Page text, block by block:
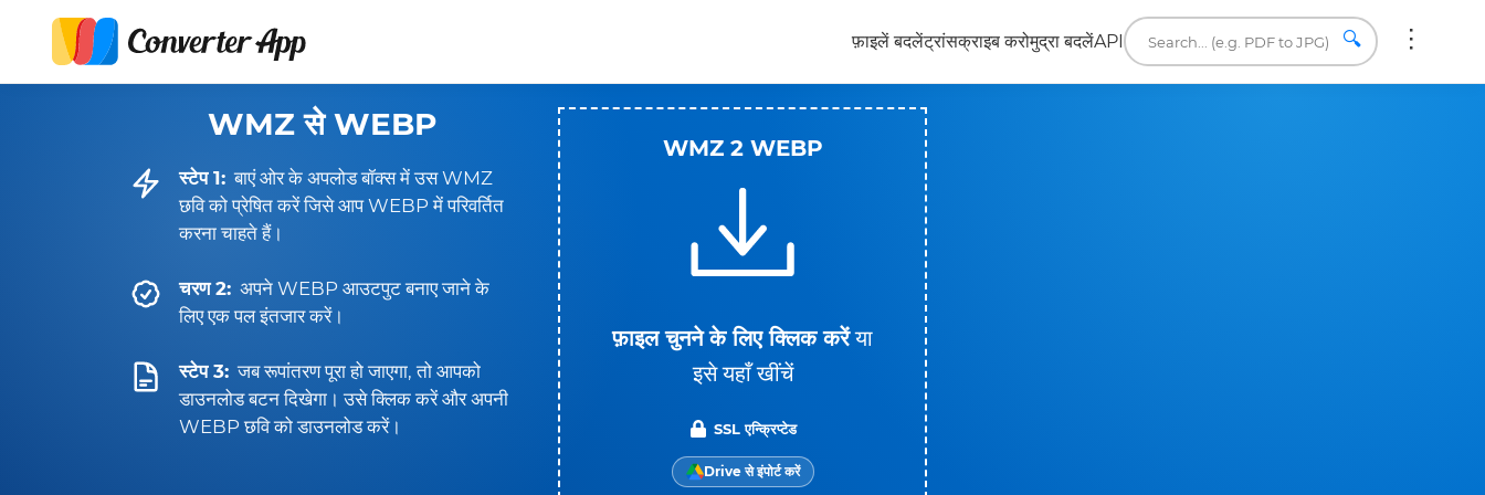
फ़ाइलें बदलेंट्रांसक्राइब करोमुद्रा बदलेंAPI 🔍
WMZ से WEBP
स्टेप 1: बाएं ओर के अपलोड बॉक्स में उस WMZ
छवि को प्रेषित करें जिसे आप WEBP में परिवर्तित
करना चाहते हैं।
चरण 2: अपने WEBP आउटपुट बनाए जाने के
लिए एक पल इंतजार करें।
स्टेप 3: जब रूपांतरण पूरा हो जाएगा, तो आपको
डाउनलोड बटन दिखेगा। उसे क्लिक करें और अपनी
WEBP छवि को डाउनलोड करें।
WMZ 2 WEBP
फ़ाइल चुनने के लिए क्लिक करें या
इसे यहाँ खींचें
SSL एन्क्रिप्टेड
Drive से इंपोर्ट करें